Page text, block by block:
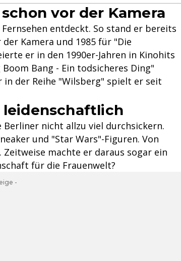
vor der Kamera
entdeckt. So stand er bereits
Kamera und 1985 für "Die
er in den 1990er-Jahren in Kinohits
Bang - Ein todsicheres Ding"
in der Reihe "Wilsberg" spielt er seit
nicht allzu viel durchsickern.
und "Star Wars"-Figuren. Von
machte er daraus sogar ein
für die Frauenwelt?
-